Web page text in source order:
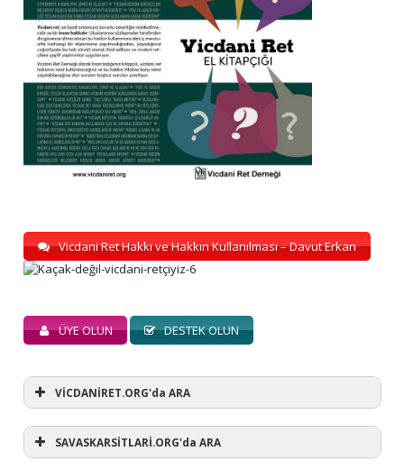
Vicdani Ret Hakkı ve Hakkın Kullanılması – Davut Erkan
ÜYE OLUN DESTEK OLUN
VİCDANİRET.ORG'da ARA
SAVASKARSİTLARİ.ORG'da ARA